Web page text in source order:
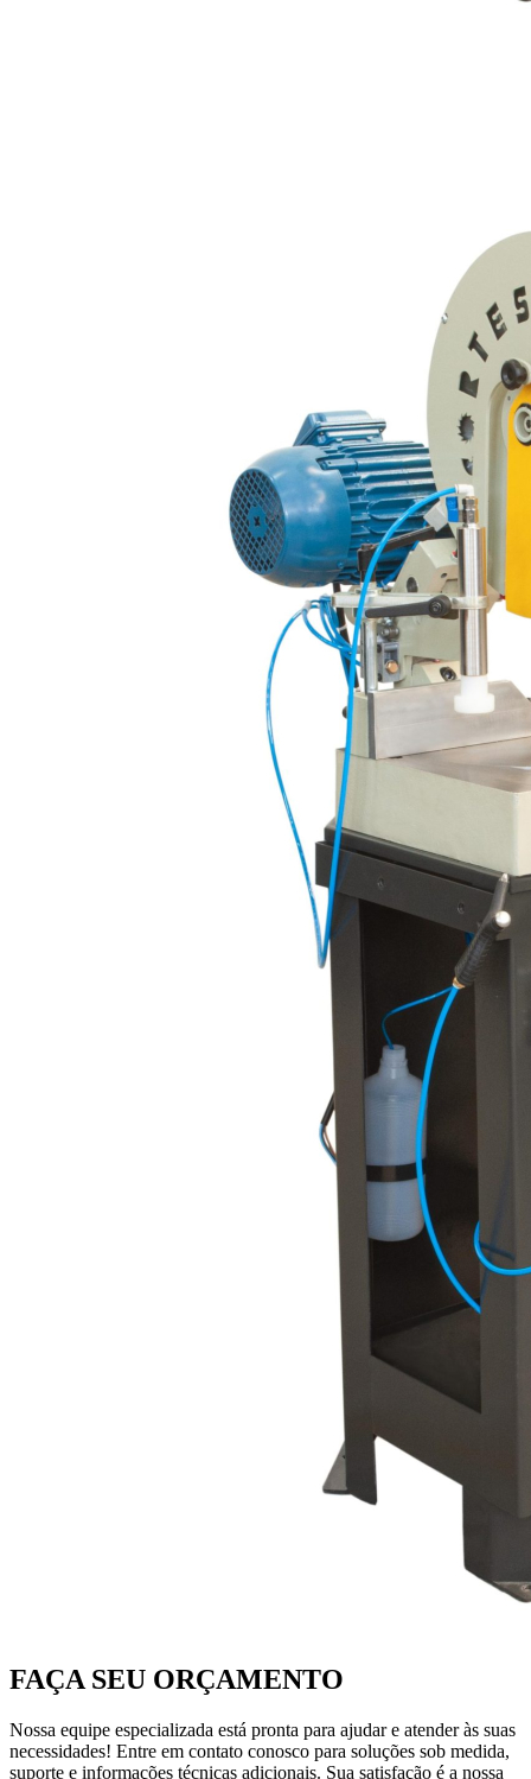
FAÇA SEU ORÇAMENTO
Nossa equipe especializada está pronta para ajudar e atender às suas
necessidades! Entre em contato conosco para soluções sob medida,
suporte e informações técnicas adicionais. Sua satisfação é a nossa